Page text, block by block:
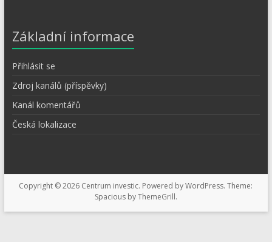
Základní informace
Přihlásit se
Zdroj kanálů (příspěvky)
Kanál komentářů
Česká lokalizace
Copyright © 2026 Centrum investic. Powered byWordPress. Theme:
Spacious byThemeGrill.